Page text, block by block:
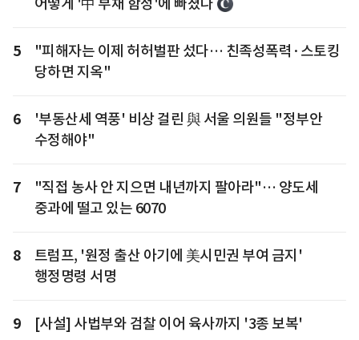
어떻게 '中 부채 함정'에 빠졌나
5
"피해자는 이제 허허벌판 섰다… 친족성폭력·스토킹
당하면 지옥"
6
'부동산세 역풍' 비상 걸린 與 서울 의원들 "정부안
수정해야"
7
"직접 농사 안 지으면 내년까지 팔아라"… 양도세
중과에 떨고 있는 6070
8
트럼프, '원정 출산 아기에 美시민권 부여 금지'
행정명령 서명
9 [사설] 사법부와 검찰 이어 육사까지 '3종 보복'